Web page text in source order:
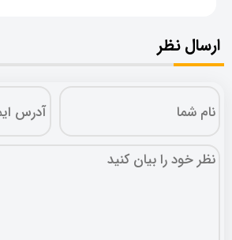
ارسال نظر